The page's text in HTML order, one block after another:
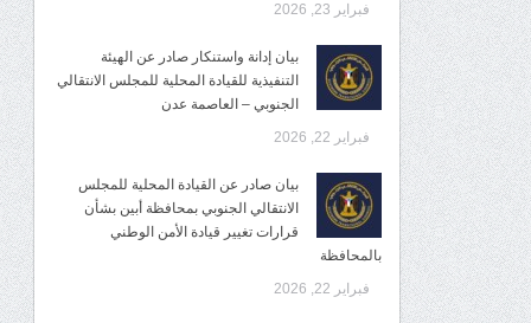
فبراير 23, 2026
بيان إدانة واستنكار صادر عن الهيئة
التنفيذية للقيادة المحلية للمجلس الانتقالي
الجنوبي – العاصمة عدن
فبراير 22, 2026
بيان صادر عن القيادة المحلية للمجلس
الانتقالي الجنوبي بمحافظة أبين بشأن
قرارات تغيير قيادة الأمن الوطني
بالمحافظة
فبراير 22, 2026